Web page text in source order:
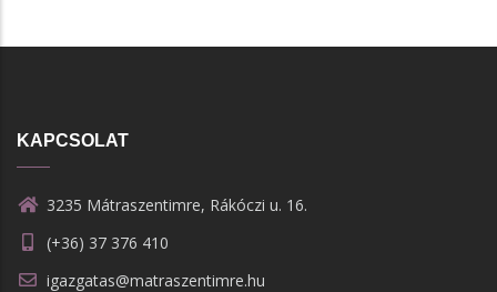
KAPCSOLAT
3235 Mátraszentimre, Rákóczi u. 16.
(+36) 37 376 410
igazgatas@matraszentimre.hu